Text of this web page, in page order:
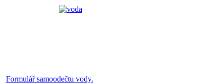
Formulář samoodečtu vody.